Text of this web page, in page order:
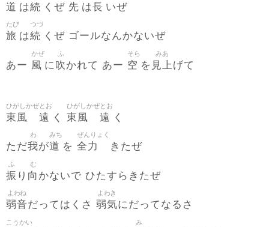
道 は続 くぜ 先 は長 いぜ
旅
たび
は続
つづ
くぜ ゴールなんかないぜ
あー 風
かぜ
に吹
ふ
かれて あー 空
そら
を 見上
みあ
げて
東風
ひがしかぜ
遠
とお
く 東風
ひがしかぜ
遠
とお
く
ただ我
わ
が道
みち
を 全力
ぜんりょく
きたぜ
振
ふ
り 向
む
かないで ひたすらきたぜ
弱音
よわね
だってはくさ 弱気
よわき
にだってなるさ
こうかい み